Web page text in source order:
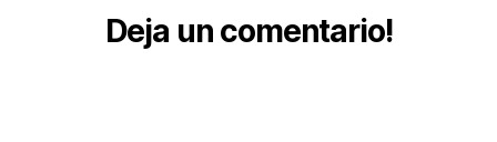
Deja un comentario!